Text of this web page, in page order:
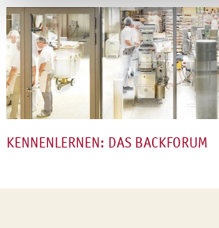
KENNENLERNEN: DAS BACKFORUM